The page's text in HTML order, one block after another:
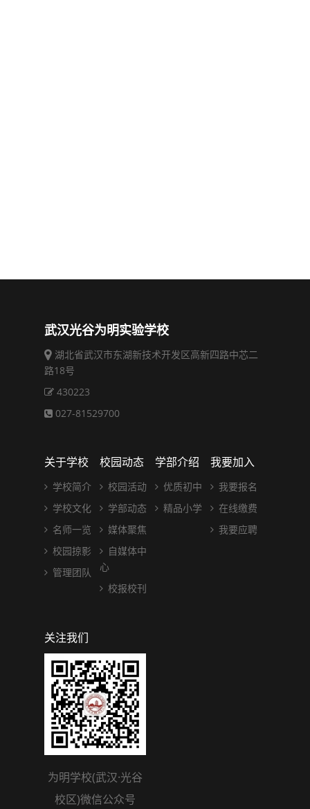
武汉光谷为明实验学校
湖北省武汉市东湖新技术开发区高新四路中芯二
路18号
430223
027-81529700
关于学校
学校简介
学校文化
名师一览
校园掠影
管理团队
校园动态
校园活动
学部动态
媒体聚焦
自媒体中
心
校报校刊
学部介绍
优质初中
精品小学
我要加入
我要报名
在线缴费
我要应聘
关注我们
为明学校(武汉·光谷
校区)微信公众号